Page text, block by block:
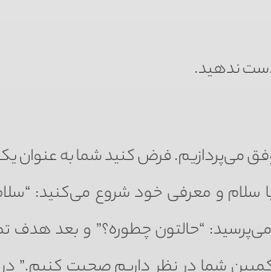
دست ندهید.
می‌پردازیم. فرض کنید شما به عنوان
سلام و معرفی خود شروع می‌کنید:
“حالتون چطوره؟” و بعد هدف